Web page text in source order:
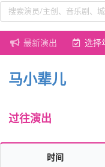
最新演出 选择
马小辈儿
过往演出
时间